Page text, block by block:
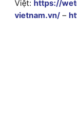
Việt: https://
vietnam.vn/ –